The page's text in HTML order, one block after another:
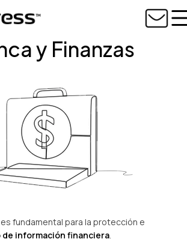
y Finanzas
fundamental para la protección e
de información financiera.